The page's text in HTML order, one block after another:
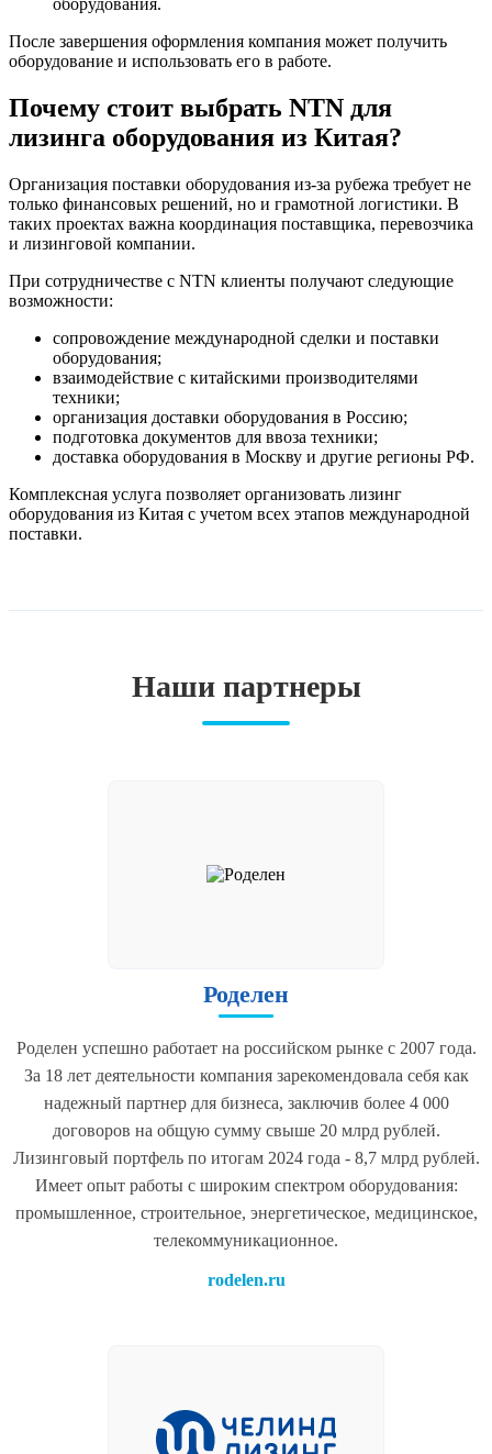
После завершения оформления компания может получить
оборудование и использовать его в работе.
Почему стоит выбрать NTN для
лизинга оборудования из Китая?
Организация поставки оборудования из-за рубежа требует не
только финансовых решений, но и грамотной логистики. В
таких проектах важна координация поставщика, перевозчика
и лизинговой компании.
При сотрудничестве с NTN клиенты получают следующие
возможности:
сопровождение международной сделки и поставки
оборудования;
взаимодействие с китайскими производителями
техники;
организация доставки оборудования в Россию;
подготовка документов для ввоза техники;
доставка оборудования в Москву и другие регионы РФ.
Комплексная услуга позволяет организовать лизинг
оборудования из Китая с учетом всех этапов международной
поставки.
Наши партнеры
Роделен
Роделен успешно работает на российском рынке с 2007 года.
За 18 лет деятельности компания зарекомендовала себя как
надежный партнер для бизнеса, заключив более 4 000
договоров на общую сумму свыше 20 млрд рублей.
Лизинговый портфель по итогам 2024 года - 8,7 млрд рублей.
Имеет опыт работы с широким спектром оборудования:
промышленное, строительное, энергетическое, медицинское,
телекоммуникационное.
rodelen.ru